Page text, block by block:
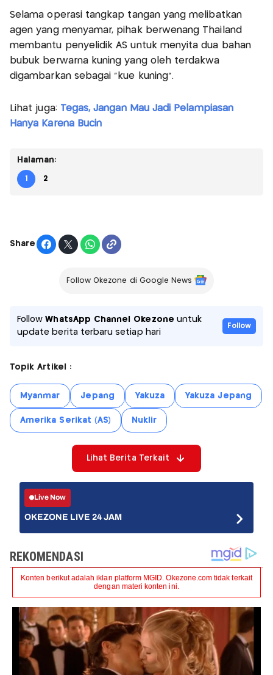
Selama operasi tangkap tangan yang melibatkan
agen yang menyamar, pihak berwenang Thailand
membantu penyelidik AS untuk menyita dua bahan
bubuk berwarna kuning yang oleh terdakwa
digambarkan sebagai "kue kuning".
Lihat juga: Tegas, Jangan Mau Jadi Pelampiasan
Hanya Karena Bucin
Halaman:
1 2
Share
Follow Okezone di Google News
FollowWhatsApp Channel Okezone untuk
update berita terbaru setiap hari
Follow
Topik Artikel :
Myanmar Jepang Yakuza Yakuza Jepang
Amerika Serikat (AS) Nuklir
Lihat Berita Terkait
Live Now
OKEZONE LIVE 24 JAM